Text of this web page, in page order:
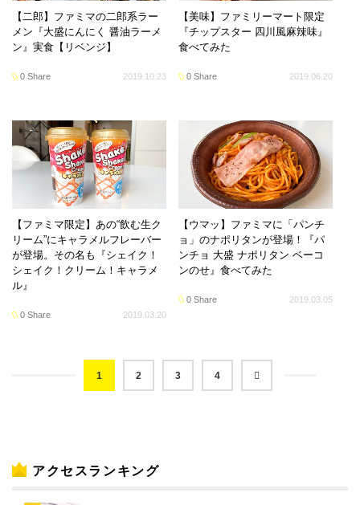
【二郎】ファミマの二郎系ラー
メン『大盛にんにく 醤油ラーメ
ン』実食【リベンジ】
0 Share 2019.10.23
【美味】ファミリーマート限定
『チップスター 四川風麻辣味』
食べてみた
0 Share 2019.06.20
【ファミマ限定】あの“飲む生ク
リーム”にキャラメルフレーバー
が登場。その名も『シェイク！
シェイク！クリーム！キャラメ
ル』
0 Share 2019.03.20
【ウマッ】ファミマに「パンチ
ョ」のナポリタンが登場！『パ
ンチョ 大盛 ナポリタン ベーコ
ンのせ』食べてみた
0 Share 2019.03.05
1 2 3 4
アクセスランキング